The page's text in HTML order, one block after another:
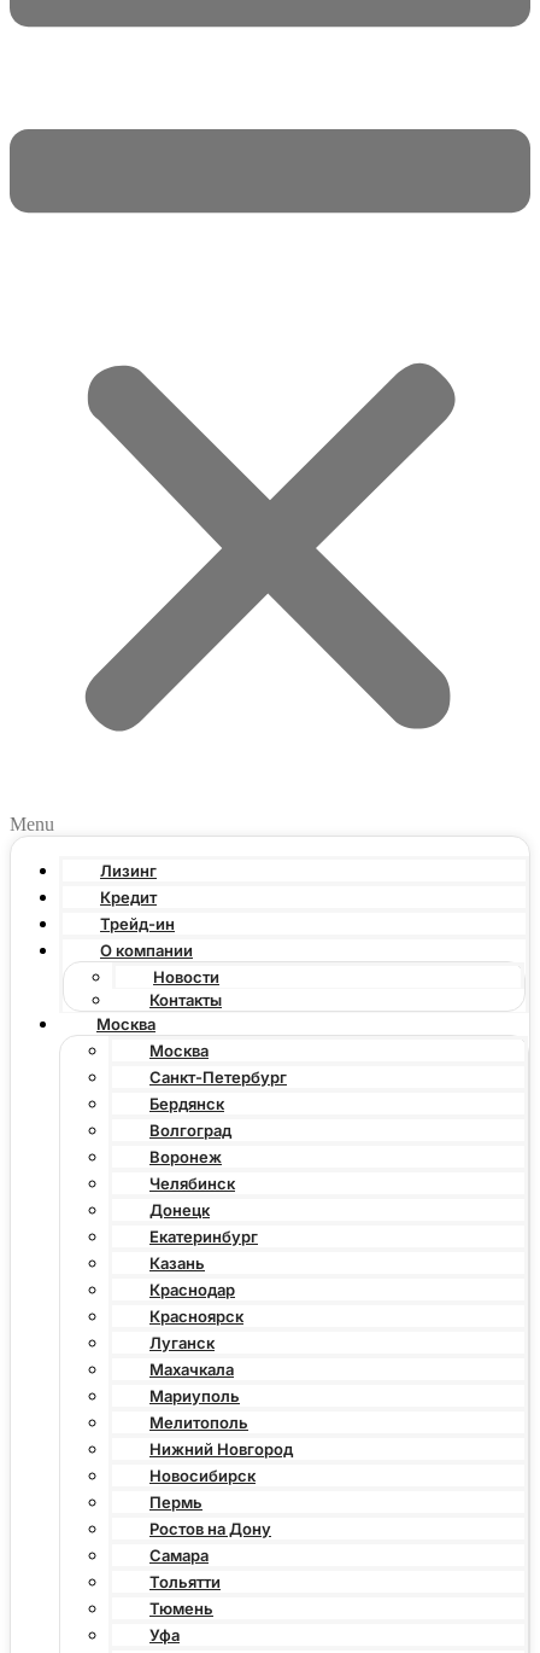
Menu
Лизинг
Кредит
Трейд-ин
О компании
Новости
Контакты
Москва
Москва
Санкт-Петербург
Бердянск
Волгоград
Воронеж
Челябинск
Донецк
Екатеринбург
Казань
Краснодар
Красноярск
Луганск
Махачкала
Мариуполь
Мелитополь
Нижний Новгород
Новосибирск
Пермь
Ростов на Дону
Самара
Тольятти
Тюмень
Уфа